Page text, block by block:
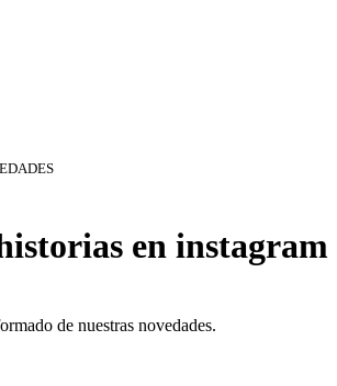
en instagram
de nuestras novedades.